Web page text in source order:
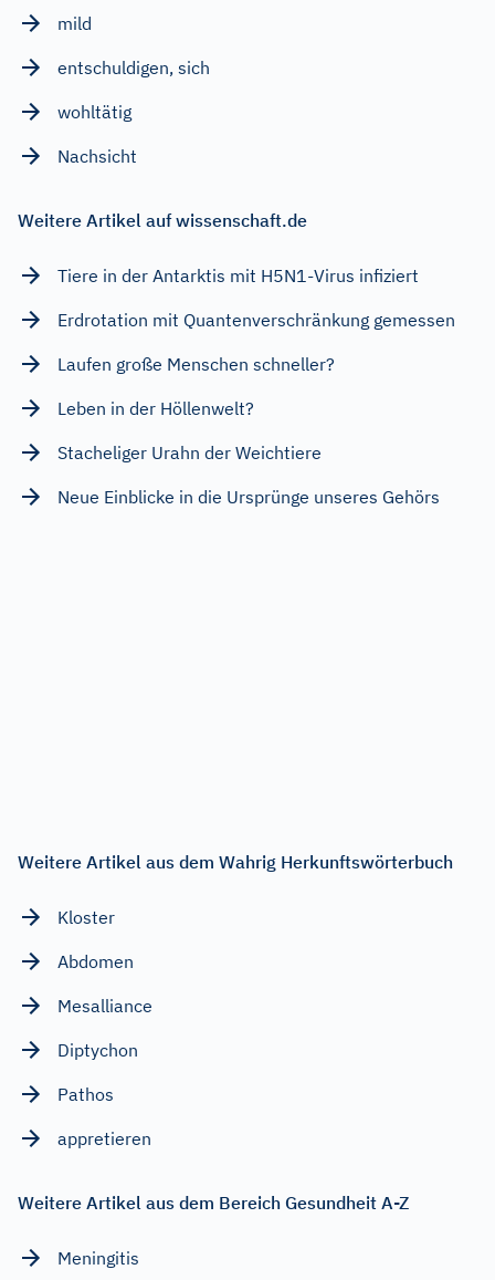
mild
entschuldigen, sich
wohltätig
Nachsicht
Weitere Artikel auf wissenschaft.de
Tiere in der Antarktis mit H5N1-Virus infiziert
Erdrotation mit Quantenverschränkung gemessen
Laufen große Menschen schneller?
Leben in der Höllenwelt?
Stacheliger Urahn der Weichtiere
Neue Einblicke in die Ursprünge unseres Gehörs
Weitere Artikel aus dem Wahrig Herkunftswörterbuch
Kloster
Abdomen
Mesalliance
Diptychon
Pathos
appretieren
Weitere Artikel aus dem Bereich Gesundheit A-Z
Meningitis